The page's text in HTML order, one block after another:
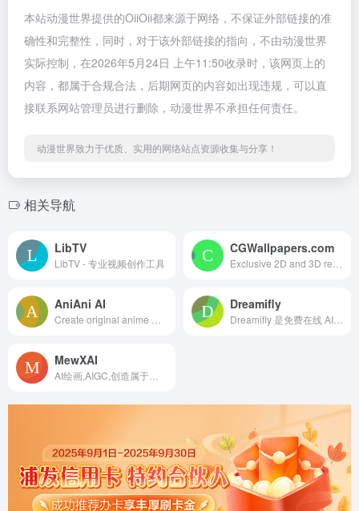
本站动漫世界提供的OiiOii都来源于网络，不保证外部链接的准
确性和完整性，同时，对于该外部链接的指向，不由动漫世界
实际控制，在2026年5月24日 上午11:50收录时，该网页上的
内容，都属于合规合法，后期网页的内容如出现违规，可以直
接联系网站管理员进行删除，动漫世界不承担任何责任。
动漫世界致力于优质、实用的网络站点资源收集与分享！
相关导航
LibTV
LibTV - 专业视频创作工具
CGWallpapers.com
AniAni AI Dreamifly
MewXAI